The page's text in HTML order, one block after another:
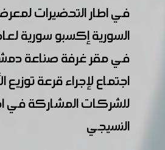
في اطار التحضيرات
في مقر غرفة صناعة
اجتماع لإجراء قرعة توزيع
للشركات المشاركة في
النسيجي